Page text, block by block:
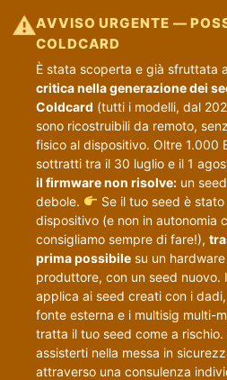
⚠AVVISO URGENTE —
COLDCARD
È stata scoperta e già sfruttata
critica nella generazione dei
Coldcard (tutti i modelli, dal
sono ricostruibili da remoto,
fisico al dispositivo. Oltre 1.000
sottratti tra il 30 luglio e il 1
il firmware non risolve: un
debole.
Se il tuo seed è
dispositivo (e non in autonomia
consigliamo sempre di fare!),
prima possibile su un
produttore, con un seed nuovo.
applica ai seed creati con i
fonte esterna e i multisig multi-
tratta il tuo seed come a
assisterti nella messa in
attraverso una consulenza